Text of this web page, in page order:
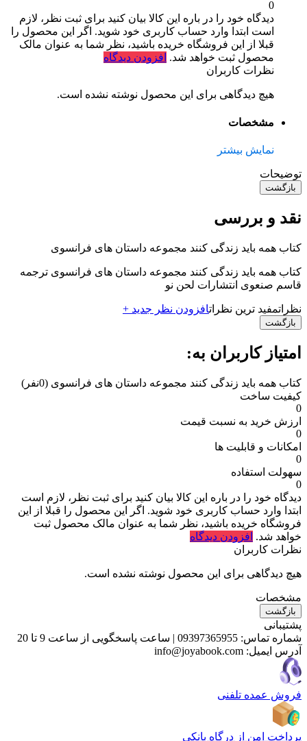
0
دیدگاه خود را در باره این کالا بیان کنید برای ثبت نظر، لازم
است ابتدا وارد حساب کاربری خود شوید. اگر این محصول را
قبلا از این فروشگاه خریده باشید، نظر شما به عنوان مالک
محصول ثبت خواهد شد. افزودن دیدگاه
نظرات کاربران
هیچ دیدگاهی برای این محصول نوشته نشده است.
مشخصات
نمایش بیشتر
توضیحات
بازگشت
نقد و بررسی
کتاب همه باید زندگی کنند مجموعه داستان های فرانسوی
کتاب همه باید زندگی کنند مجموعه داستان های فرانسوی ترجمه
قاسم صنعوی انتشارات لحن نو
نظراتمفید ترین نظراتافزودن نظر جدید +
بازگشت
امتیاز کاربران به:
کتاب همه باید زندگی کنند مجموعه داستان های فرانسوی (0نفر)
کیفیت ساخت
0
ارزش خرید به نسبت قیمت
0
امکانات و قابلیت ها
0
سهولت استفاده
0
دیدگاه خود را در باره این کالا بیان کنید برای ثبت نظر، لازم است
ابتدا وارد حساب کاربری خود شوید. اگر این محصول را قبلا از این
فروشگاه خریده باشید، نظر شما به عنوان مالک محصول ثبت
خواهد شد. افزودن دیدگاه
نظرات کاربران
هیچ دیدگاهی برای این محصول نوشته نشده است.
مشخصات
بازگشت
پشتیبانی
شماره تماس: 09397365955
| ساعت پاسخگویی از ساعت 9 تا 20
آدرس ایمیل: info@joyabook.com
فروش عمده تلفنی
پرداخت امن از درگاه بانکی